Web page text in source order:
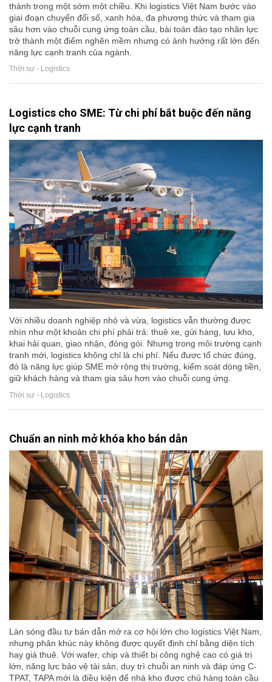
thành trong một sớm một chiều. Khi logistics Việt Nam bước vào
giai đoạn chuyển đổi số, xanh hóa, đa phương thức và tham gia
sâu hơn vào chuỗi cung ứng toàn cầu, bài toán đào tạo nhân lực
trở thành một điểm nghẽn mềm nhưng có ảnh hưởng rất lớn đến
năng lực cạnh tranh của ngành.
Thời sự - Logistics
Logistics cho SME: Từ chi phí bắt buộc đến năng
lực cạnh tranh
Với nhiều doanh nghiệp nhỏ và vừa, logistics vẫn thường được
nhìn như một khoản chi phí phải trả: thuê xe, gửi hàng, lưu kho,
khai hải quan, giao nhận, đóng gói. Nhưng trong môi trường cạnh
tranh mới, logistics không chỉ là chi phí. Nếu được tổ chức đúng,
đó là năng lực giúp SME mở rộng thị trường, kiểm soát dòng tiền,
giữ khách hàng và tham gia sâu hơn vào chuỗi cung ứng.
Thời sự - Logistics
Chuẩn an ninh mở khóa kho bán dẫn
Làn sóng đầu tư bán dẫn mở ra cơ hội lớn cho logistics Việt Nam,
nhưng phân khúc này không được quyết định chỉ bằng diện tích
hay giá thuê. Với wafer, chip và thiết bị công nghệ cao có giá trị
lớn, năng lực bảo vệ tài sản, duy trì chuỗi an ninh và đáp ứng C-
TPAT, TAPA mới là điều kiện để nhà kho được chủ hàng toàn cầu